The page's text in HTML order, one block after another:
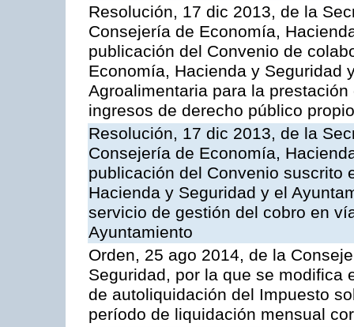
Resolución, 17 dic 2013, de la
Consejería de Economía,
publicación del Convenio de
Economía, Hacienda y Seguridad
Agroalimentaria para la
ingresos de derecho público
Resolución, 17 dic 2013, de la
Consejería de Economía,
publicación del Convenio suscrito
Hacienda y Seguridad y el
servicio de gestión del cobro en
Ayuntamiento
Orden, 25 ago 2014, de la
Seguridad, por la que se modifica
de autoliquidación del Impuesto
período de liquidación mensual